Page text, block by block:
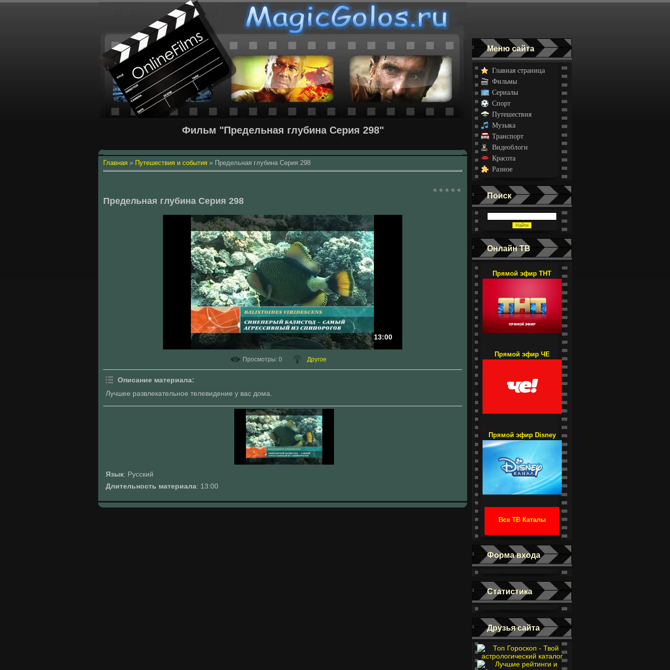
Фильм "Предельная глубина Серия 298"
Главная » Путешествия и события » Предельная глубина Серия 298
Предельная глубина Серия 298
13:00
Просмотры: 0 Другое
Описание материала:
Лучшее развлекательное телевидение у вас дома.
Язык: Русский
Длительность материала: 13:00
Меню сайта
Главная страница
Фильмы
Сериалы
Спорт
Путешествия
Музыка
Транспорт
Видеоблоги
Красота
Разное
Поиск
Онлайн ТВ
Прямой эфир ТНТ
Прямой эфир ЧЕ
Прямой эфир Disney
Все ТВ Каталы
Форма входа
Статистика
Друзья сайта